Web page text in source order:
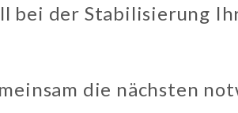
bei der Stabilisierung
die nächsten